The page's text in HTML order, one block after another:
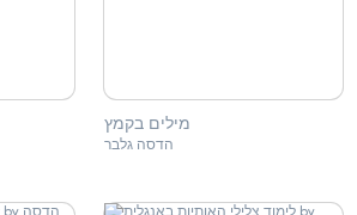
מילים בקמץ
הדסה גלבר